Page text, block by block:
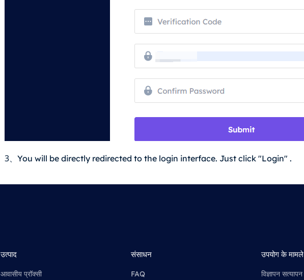
3 You will be directly redirected to the login interface. Just click "Login" .
उत्पाद
आवासीय प्रॉक्सी
संसाधन
FAQ
उपयोग के मामले
विज्ञापन सत्यापन